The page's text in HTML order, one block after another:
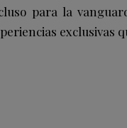
para la
exclusivas